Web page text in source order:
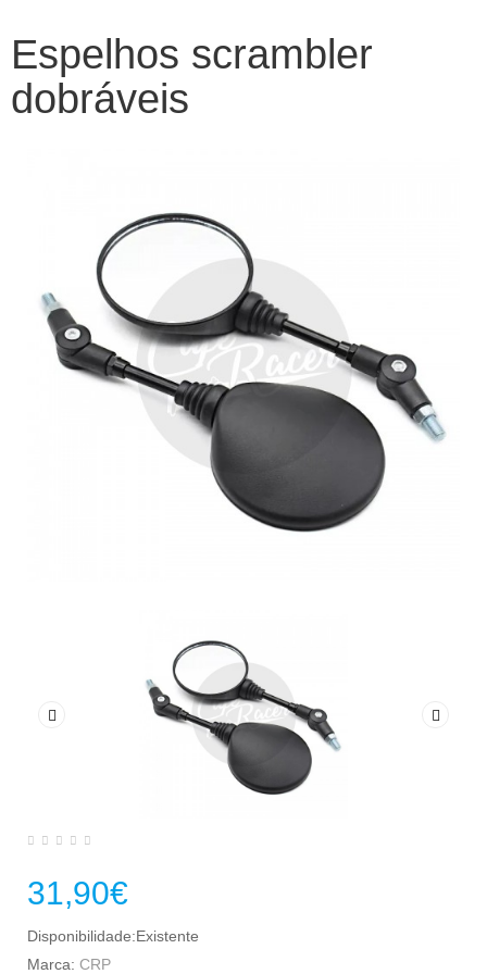
Espelhos scrambler
dobráveis
31,90€
Disponibilidade:Existente
Marca: CRP